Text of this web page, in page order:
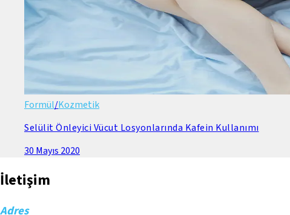
Formül/Kozmetik
Selülit Önleyici Vücut Losyonlarında Kafein Kullanımı
30 Mayıs 2020
İletişim
Adres